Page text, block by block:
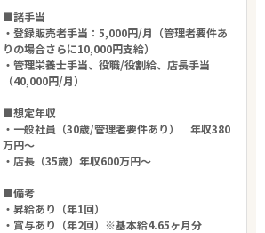
■諸手当
・登録販売者手当：5,000円/月（管理者要件あ
りの場合さらに10,000円支給）
・管理栄養士手当、役職/役割給、店長手当
（40,000円/月）
■想定年収
・一般社員（30歳/管理者要件あり） 年収380
万円～
・店長（35歳）年収600万円～
■備考
・昇給あり（年1回）
・賞与あり（年2回）※基本給4.65ヶ月分